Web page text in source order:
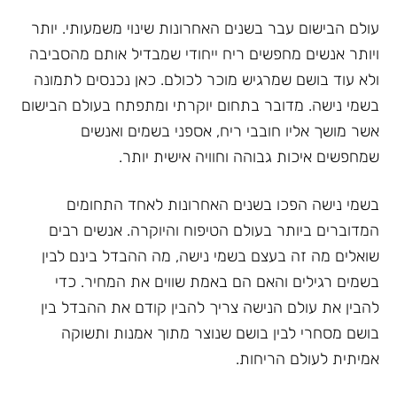
עולם הבישום עבר בשנים האחרונות שינוי משמעותי. יותר
ויותר אנשים מחפשים ריח ייחודי שמבדיל אותם מהסביבה
ולא עוד בושם שמרגיש מוכר לכולם. כאן נכנסים לתמונה
בשמי נישה. מדובר בתחום יוקרתי ומתפתח בעולם הבישום
אשר מושך אליו חובבי ריח, אספני בשמים ואנשים
שמחפשים איכות גבוהה וחוויה אישית יותר.
בשמי נישה הפכו בשנים האחרונות לאחד התחומים
המדוברים ביותר בעולם הטיפוח והיוקרה. אנשים רבים
שואלים מה זה בעצם בשמי נישה, מה ההבדל בינם לבין
בשמים רגילים והאם הם באמת שווים את המחיר. כדי
להבין את עולם הנישה צריך להבין קודם את ההבדל בין
בושם מסחרי לבין בושם שנוצר מתוך אמנות ותשוקה
אמיתית לעולם הריחות.